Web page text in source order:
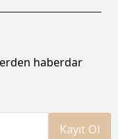
haberdar
Kayıt Ol